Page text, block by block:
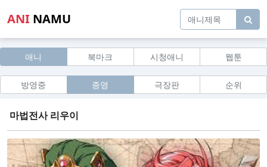
ANI NAMU
애니 북마크 시청애니 웹툰
방영중 종영 극장판 순위
마법전사 리우이